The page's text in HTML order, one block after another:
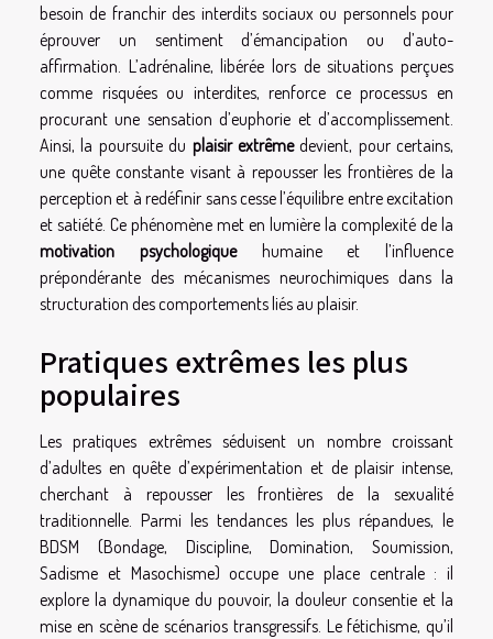
besoin de franchir des interdits sociaux ou personnels pour
éprouver un sentiment d’émancipation ou d’auto-
affirmation. L’adrénaline, libérée lors de situations perçues
comme risquées ou interdites, renforce ce processus en
procurant une sensation d’euphorie et d’accomplissement.
Ainsi, la poursuite du plaisir extrêmedevient, pour certains,
une quête constante visant à repousser les frontières de la
perception et à redéfinir sans cesse l’équilibre entre excitation
et satiété. Ce phénomène met en lumière la complexité de la
motivation psychologiquehumaine et l’influence
prépondérante des mécanismes neurochimiques dans la
structuration des comportements liés au plaisir.
Pratiques extrêmes les plus
populaires
Les pratiques extrêmes séduisent un nombre croissant
d’adultes en quête d’expérimentation et de plaisir intense,
cherchant à repousser les frontières de la sexualité
traditionnelle. Parmi les tendances les plus répandues, le
BDSM (Bondage, Discipline, Domination, Soumission,
Sadisme et Masochisme) occupe une place centrale : il
explore la dynamique du pouvoir, la douleur consentie et la
mise en scène de scénarios transgressifs. Le fétichisme, qu’il